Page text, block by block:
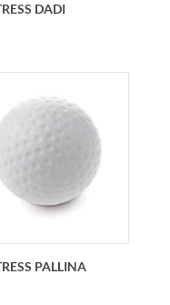
Portachiavi
antistress dadi
mm
DADI
PALLINA